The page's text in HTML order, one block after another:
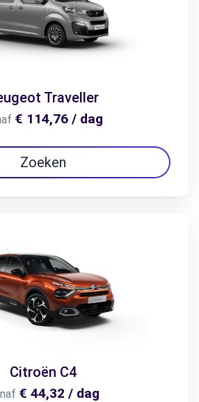
Traveller
€ 114,76 / dag
Zoeken
Citroën C4
€ 44,32 / dag